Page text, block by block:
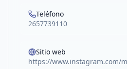
Teléfono
2657739110
Sitio web
https://www.instagram.com/